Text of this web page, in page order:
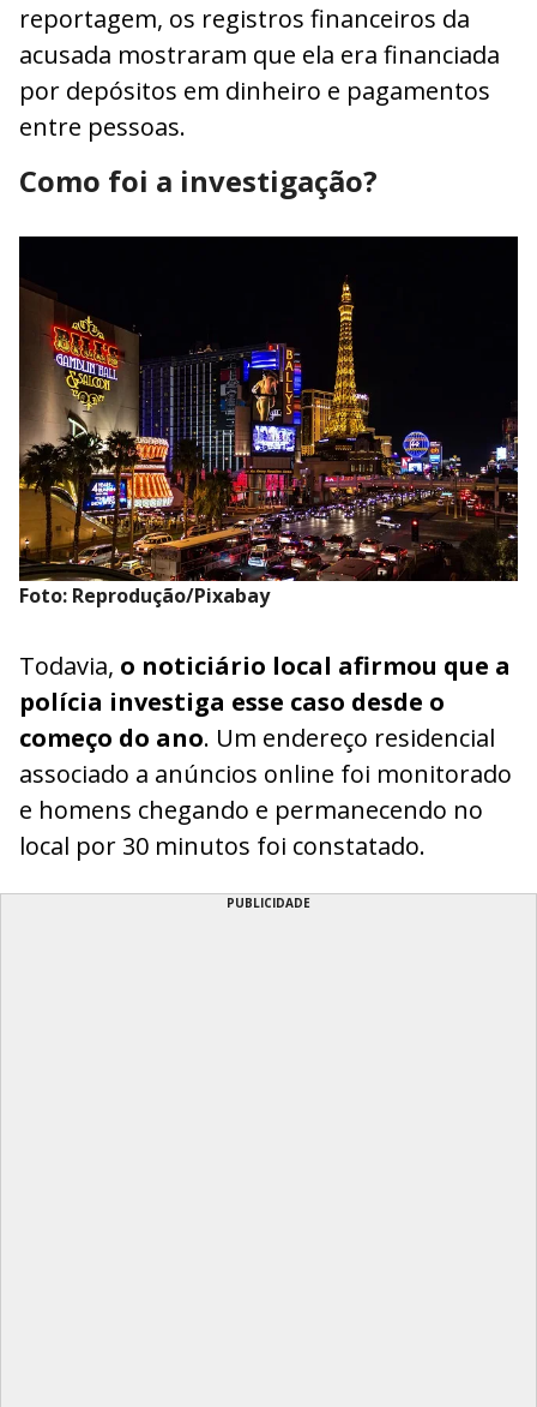
reportagem, os registros financeiros da
acusada mostraram que ela era financiada
por depósitos em dinheiro e pagamentos
entre pessoas.
Como foi a investigação?
Foto: Reprodução/Pixabay
Todavia, o noticiário local afirmou que a
polícia investiga esse caso desde o
começo do ano. Um endereço residencial
associado a anúncios online foi monitorado
e homens chegando e permanecendo no
local por 30 minutos foi constatado.
PUBLICIDADE